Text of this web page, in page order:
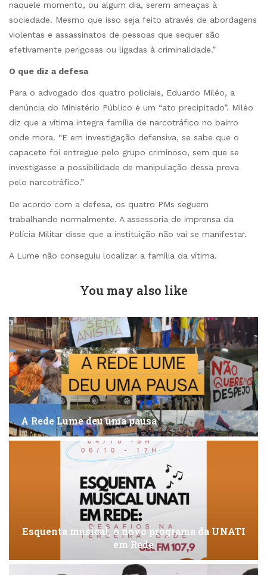
naquele momento, ou algum dia, serem ameaças à
sociedade. Mesmo que isso seja feito através de abordagens
violentas e assassinatos de pessoas que sequer são
efetivamente perigosas ou ligadas à criminalidade.”
O que diz a defesa
Para o advogado dos quatro policiais, Eduardo Miléo, a
denúncia do Ministério Público é um “ato precipitado”. Miléo
diz que a vítima integra família de narcotráfico no bairro
onde mora. “E em investigação defensiva, se sabe que o
capacete foi entregue pelo grupo criminoso, sem que se
investigasse a possibilidade de manipulação dessa prova
pelo narcotráfico.”
De acordo com a defesa, os quatro PMs seguem
trabalhando normalmente. A assessoria de imprensa da
Polícia Militar disse que a instituição não vai se manifestar.
A Lume não conseguiu localizar a família da vítima.
You may also like
A Rede Lume deu uma pausa
Esquenta musical, o novo programa da UNATI
em Rede